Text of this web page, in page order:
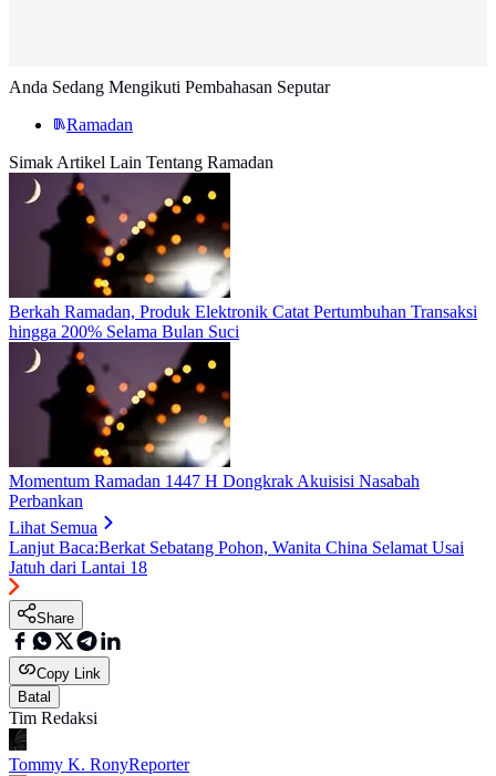
Anda Sedang Mengikuti Pembahasan Seputar
Ramadan
Simak Artikel Lain Tentang Ramadan
Berkah Ramadan, Produk Elektronik Catat Pertumbuhan Transaksi
hingga 200% Selama Bulan Suci
Momentum Ramadan 1447 H Dongkrak Akuisisi Nasabah
Perbankan
Lihat Semua
Lanjut Baca:Berkat Sebatang Pohon, Wanita China Selamat Usai
Jatuh dari Lantai 18
Share
Copy Link
Batal
Tim Redaksi
Tommy K. RonyReporter